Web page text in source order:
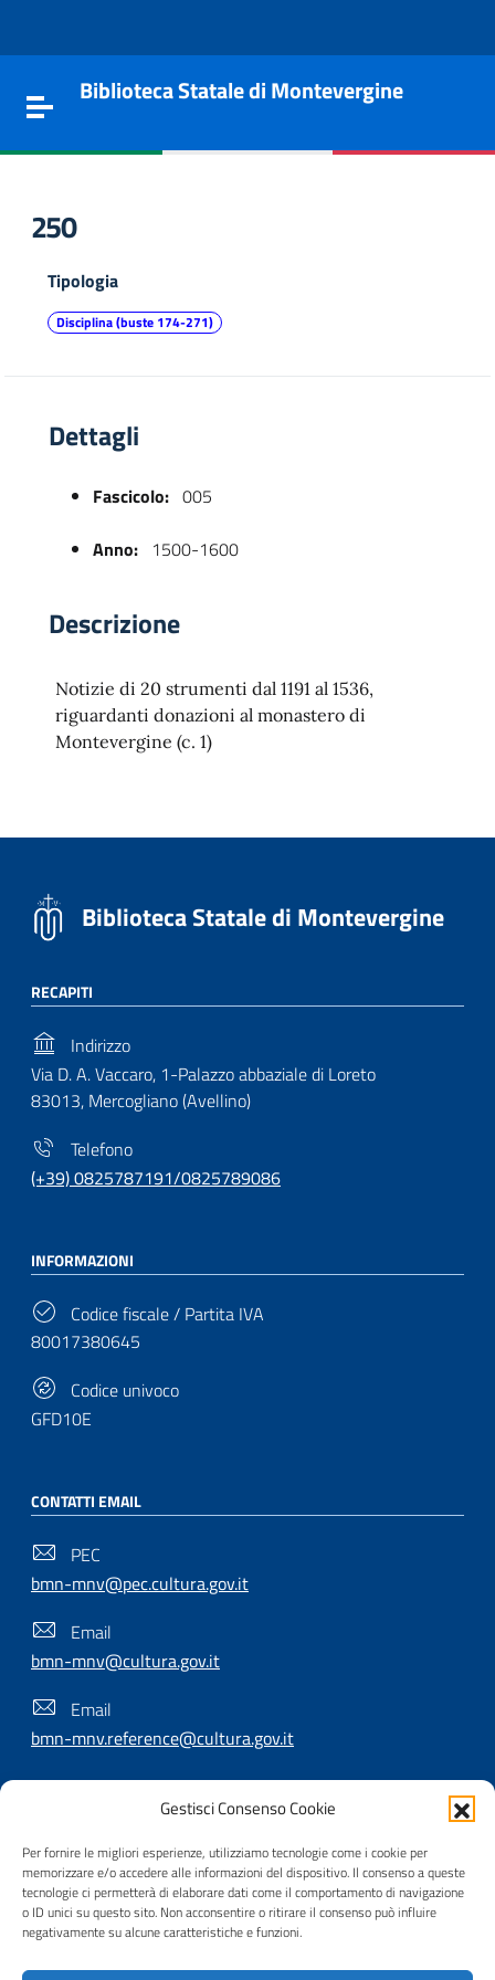
Gestisci Consenso Cookie
Per fornire le migliori esperienze, utilizziamo tecnologie come i cookie per
memorizzare e/o accedere alle informazioni del dispositivo. Il consenso a queste
tecnologie ci permetterà di elaborare dati come il comportamento di navigazione
o ID unici su questo sito. Non acconsentire o ritirare il consenso può influire
negativamente su alcune caratteristiche e funzioni.
Toggle navigation
Biblioteca Statale di Montevergine
250
Tipologia
Disciplina (buste 174-271)
Dettagli
Fascicolo: 005
Anno: 1500-1600
Descrizione
Notizie di 20 strumenti dal 1191 al 1536,
riguardanti donazioni al monastero di
Montevergine (c. 1)
Biblioteca Statale di Montevergine
RECAPITI
Indirizzo
Via D. A. Vaccaro, 1-Palazzo abbaziale di Loreto
83013, Mercogliano (Avellino)
Telefono
(+39) 0825787191/0825789086
INFORMAZIONI
Codice fiscale / Partita IVA
80017380645
Codice univoco
GFD10E
CONTATTI EMAIL
PEC
bmn-mnv@pec.cultura.gov.it
Email
bmn-mnv@cultura.gov.it
Email
bmn-mnv.reference@cultura.gov.it
Useful Links Section
Privacy | Cookie policy | Contatti |
accessibilità | Crediti | Nota di copyright | Realizzato da